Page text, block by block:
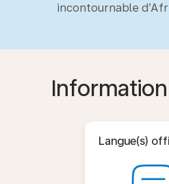
incontournable
Langue(s)